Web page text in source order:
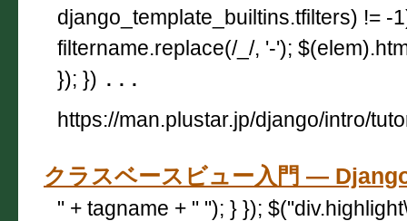
django_template_builtins.tfilters) != -
filtername.replace(/_/, '-');
}); }) ...
https://man.plustar.jp/django/intro/
クラスベースビュー入門 —
" + tagname + " "); } });